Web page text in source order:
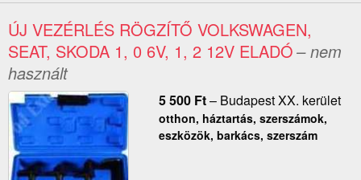
ÚJ VEZÉRLÉS RÖGZÍTŐ VOLKSWAGEN,
SEAT, SKODA 1, 0 6V, 1, 2 12V ELADÓ– nem
használt
5 500 Ft– Budapest XX. kerület
otthon, háztartás, szerszámok,
eszközök, barkács, szerszám